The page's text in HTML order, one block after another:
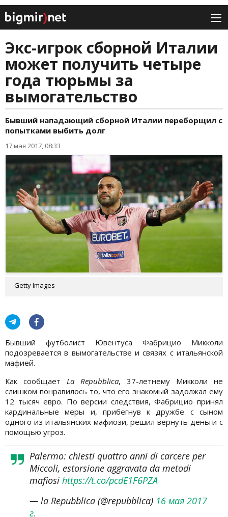
Экс-игрок сборной Италии
может получить четыре
года тюрьмы за
вымогательство
Бывший нападающий сборной Италии переборщил с
попытками выбить долг
17 мая 2017, 08:33
Getty Images
Бывший футболист Ювентуса Фабрицио Микколи
подозревается в вымогательстве и связях с итальянской
мафией.
Как сообщает La Repubblica, 37-летнему Микколи не
слишком понравилось то, что его знакомый задолжал ему
12 тысяч евро. По версии следствия, Фабрицио принял
кардинальные меры и, прибегнув к дружбе с сыном
одного из итальянских мафиози, решил вернуть деньги с
помощью угроз.
Palermo: chiesti quattro anni di carcere per
Miccoli, estorsione aggravata da metodi
mafiosi https://t.co/pcdE1F6PZA
— la Repubblica (@repubblica) 16 мая 2017
г.